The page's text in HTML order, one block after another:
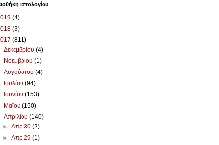
ιστολογίου
(4)
(3)
(811)
Δεκεμβρίου(4)
Νοεμβρίου(1)
Αυγούστου(4)
Ιουλίου(94)
Ιουνίου(153)
Μαΐου(150)
Απριλίου(140)
► Απρ 30 (2)
► Απρ 29 (1)